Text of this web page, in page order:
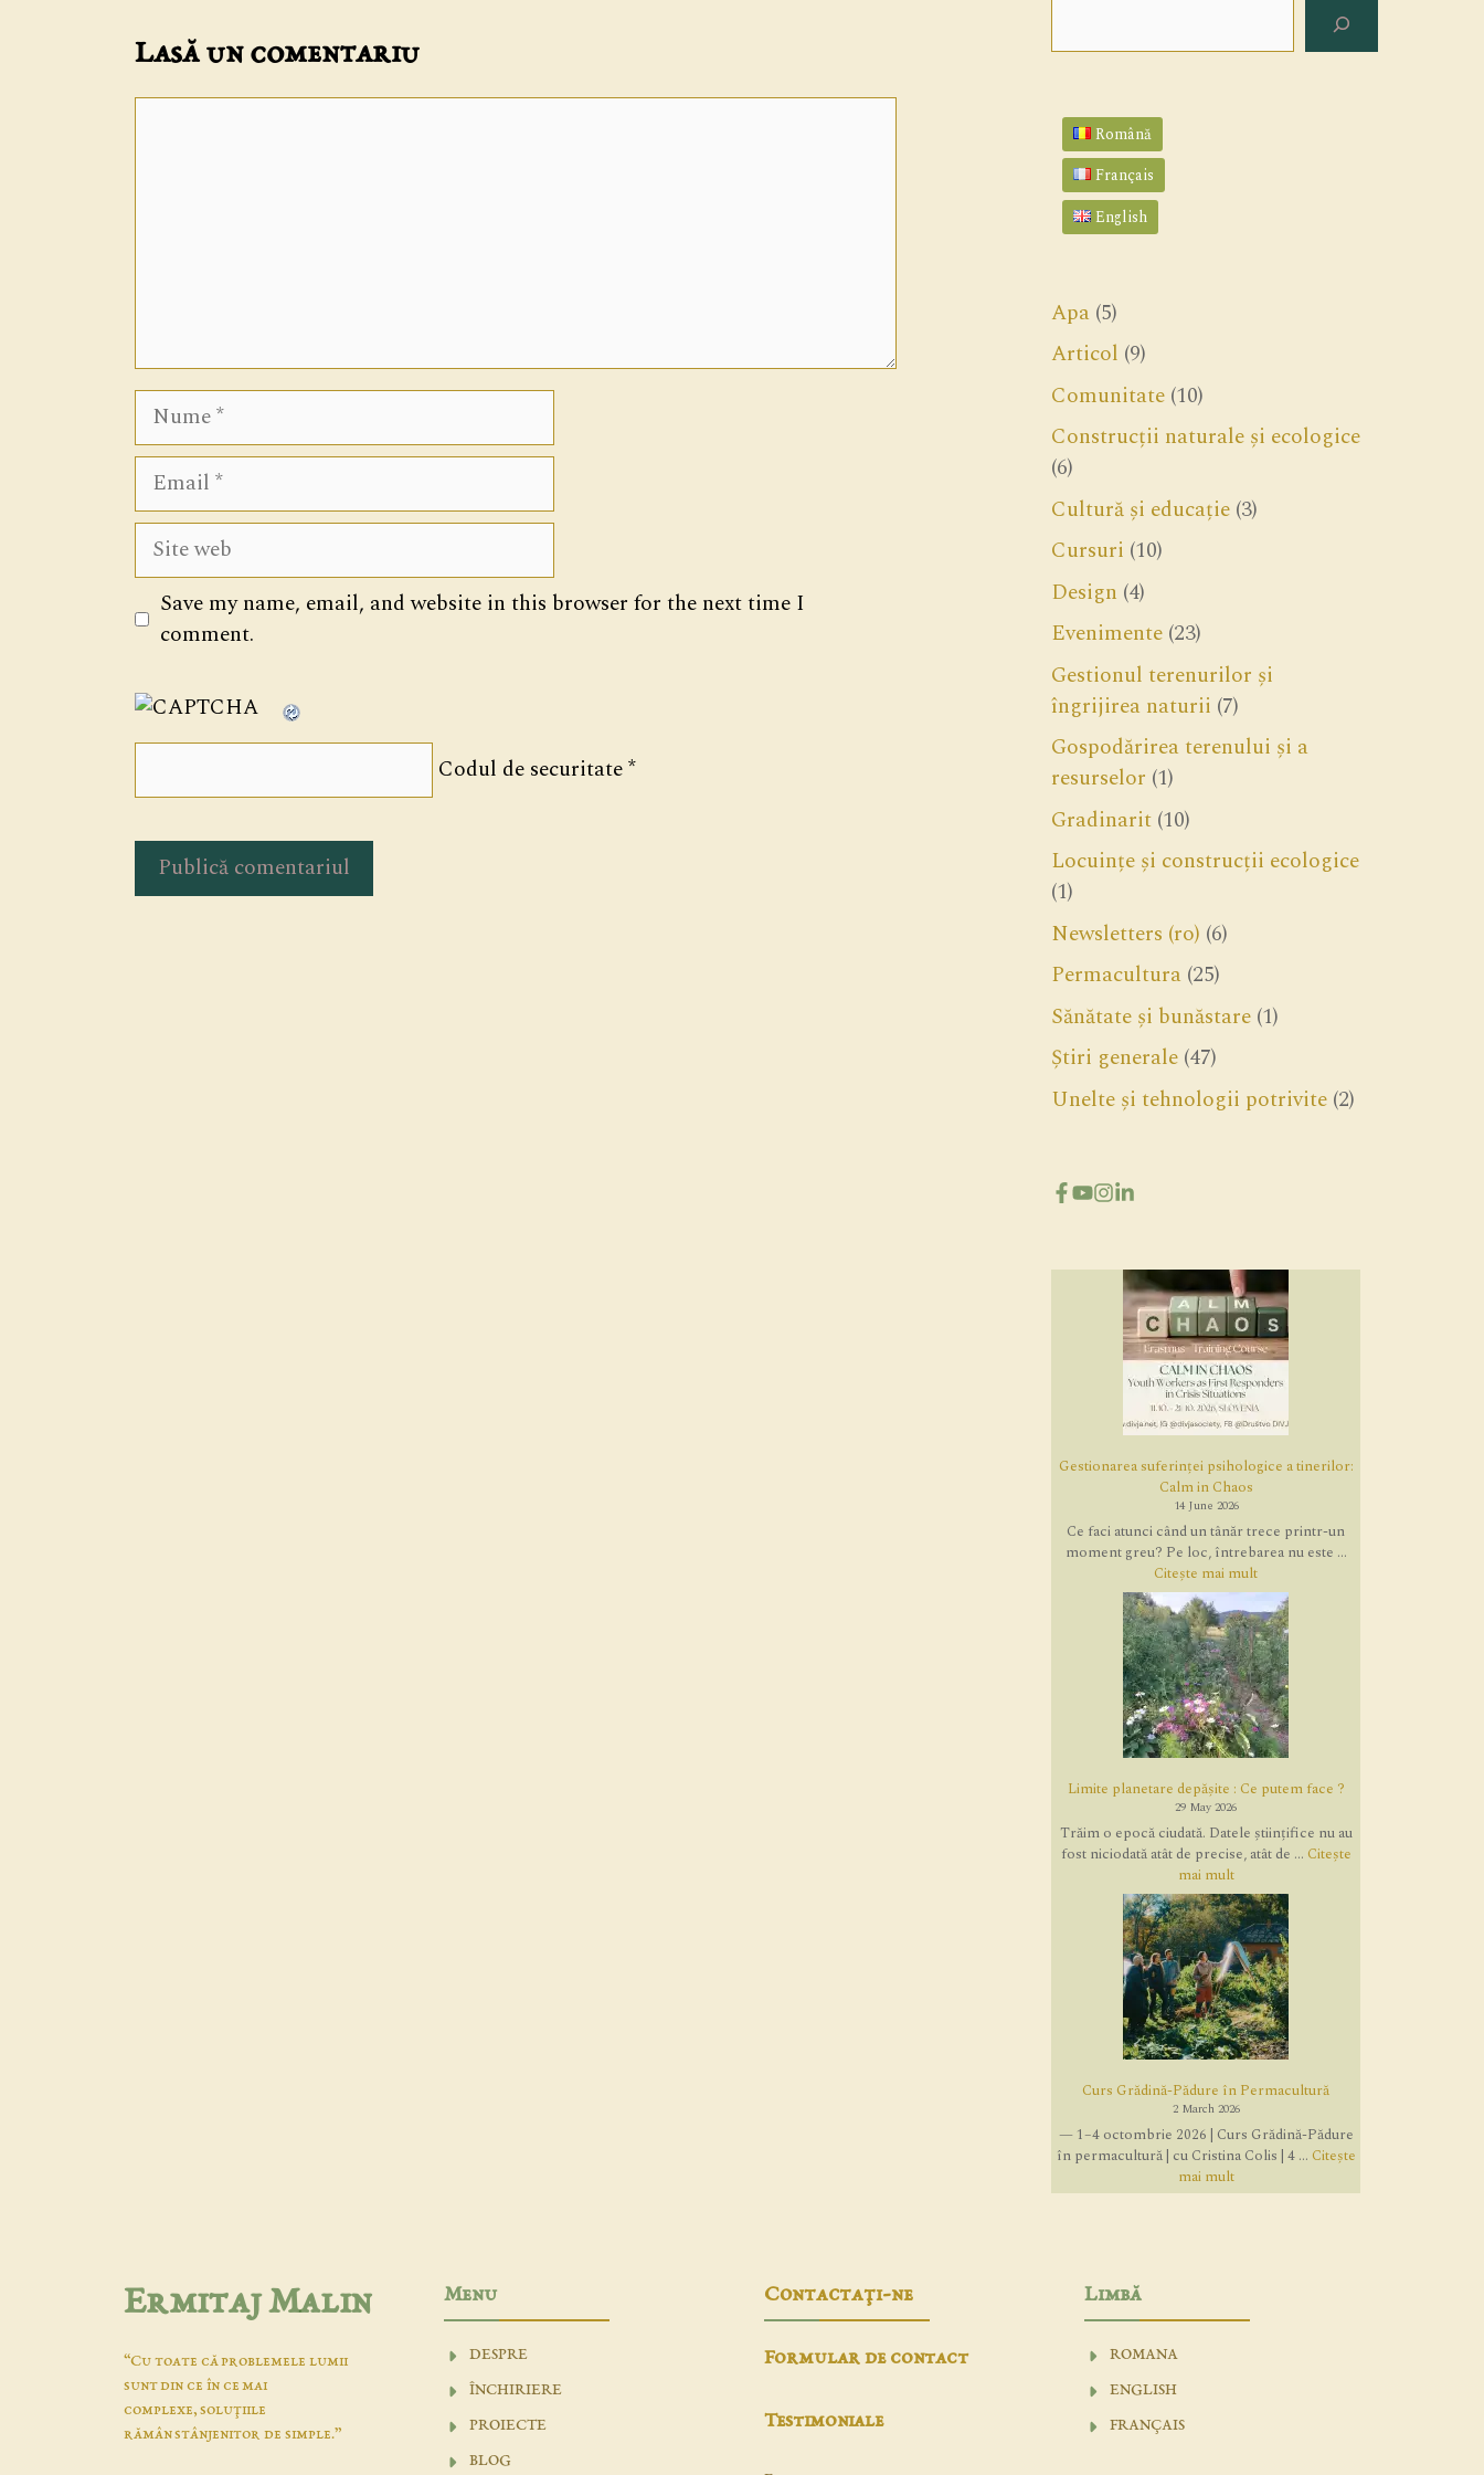
Lasă un comentariu
Nume
Email
Site
web
Save my name, email, and website in this browser for the next time I
comment.
Codul de securitate*
Română
Français
English
Apa (5)
Articol (9)
Comunitate (10)
Construcții naturale și ecologice
(6)
Cultură și educație (3)
Cursuri (10)
Design (4)
Evenimente (23)
Gestionul terenurilor și
îngrijirea naturii (7)
Gospodărirea terenului și a
resurselor (1)
Gradinarit (10)
Locuințe și construcții ecologice
(1)
Newsletters (ro) (6)
Permacultura (25)
Sănătate și bunăstare (1)
Știri generale (47)
Unelte și tehnologii potrivite (2)
Gestionarea suferinței psihologice a tinerilor:
Calm in Chaos
14 June 2026
Ce faci atunci când un tânăr trece printr-un
moment greu? Pe loc, întrebarea nu este ...
Citește mai mult
Limite planetare depășite : Ce putem face ?
29 May 2026
Trăim o epocă ciudată. Datele științifice nu au
fost niciodată atât de precise, atât de ... Citește
mai mult
Curs Grădină-Pădure în Permacultură
2 March 2026
— 1–4 octombrie 2026 | Curs Grădină-Pădure
în permacultură | cu Cristina Colis | 4 ... Citește
mai mult
Ermitaj Malin
“Cu toate că problemele lumii
sunt din ce în ce mai
complexe, soluţiile
rămân stânjenitor de simple.”
Menu
DESPRE
ÎNCHIRIERE
PROIECTE
BLOG
Contactaţi-ne
Formular de contact
Testimoniale
Limbă
ROMANA
ENGLISH
FRANÇAIS